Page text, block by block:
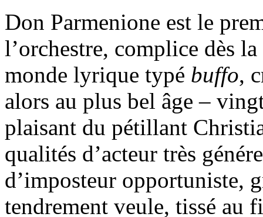
Don Parmenione est le
l’orchestre, complice dès
monde lyrique typé buffo,
alors au plus bel âge –
plaisant du pétillant
qualités d’acteur très
d’imposteur opportuniste,
tendrement veule, tissé au